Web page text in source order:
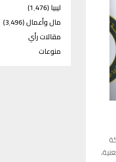
ليبيا(1٬476)
مال وأعمال(3٬496)
مقالات رأي
منوعات